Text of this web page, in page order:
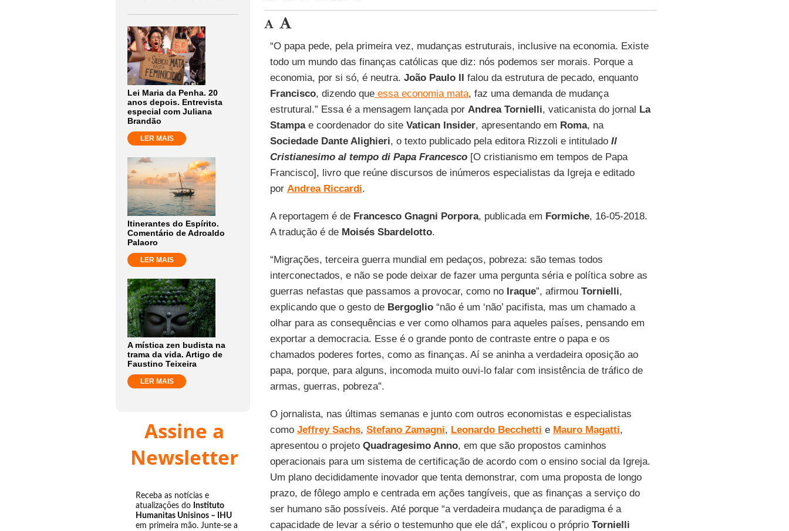
Lei Maria da Penha. 20
anos depois. Entrevista
especial com Juliana
Brandão
LER MAIS
Itinerantes do Espírito.
Comentário de Adroaldo
Palaoro
LER MAIS
A mística zen budista na
trama da vida. Artigo de
Faustino Teixeira
LER MAIS
Assine a
Newsletter
Receba as notícias e
atualizações do Instituto
Humanitas Unisinos – IHU
em primeira mão. Junte-se a
“O papa pede, pela primeira vez, mudanças estruturais, inclusive na economia. Existe
todo um mundo das finanças católicas que diz: nós podemos ser morais. Porque a
economia, por si só, é neutra. João Paulo II falou da estrutura de pecado, enquanto
Francisco, dizendo queessa economia mata, faz uma demanda de mudança
estrutural.” Essa é a mensagem lançada por Andrea Tornielli, vaticanista do jornal La
Stampae coordenador do site Vatican Insider, apresentando em Roma, na
Sociedade Dante Alighieri, o texto publicado pela editora Rizzoli e intitulado Il
Cristianesimo al tempo di Papa Francesco[O cristianismo em tempos de Papa
Francisco], livro que reúne discursos de inúmeros especialistas da Igreja e editado
por Andrea Riccardi.
A reportagem é de Francesco Gnagni Porpora, publicada em Formiche, 16-05-2018.
A tradução é de Moisés Sbardelotto.
“Migrações, terceira guerra mundial em pedaços, pobreza: são temas todos
interconectados, e não se pode deixar de fazer uma pergunta séria e política sobre as
guerras nefastas que passamos a provocar, como no Iraque”, afirmou Tornielli,
explicando que o gesto de Bergoglio“não é um ‘não’ pacifista, mas um chamado a
olhar para as consequências e ver como olhamos para aqueles países, pensando em
exportar a democracia. Esse é o grande ponto de contraste entre o papa e os
chamados poderes fortes, como as finanças. Aí se aninha a verdadeira oposição ao
papa, porque, para alguns, incomoda muito ouvi-lo falar com insistência de tráfico de
armas, guerras, pobreza”.
O jornalista, nas últimas semanas e junto com outros economistas e especialistas
como Jeffrey Sachs, Stefano Zamagni, Leonardo Becchetti e Mauro Magatti,
apresentou o projeto Quadragesimo Anno, em que são propostos caminhos
operacionais para um sistema de certificação de acordo com o ensino social da Igreja.
Um plano decididamente inovador que tenta demonstrar, com uma proposta de longo
prazo, de fôlego amplo e centrada em ações tangíveis, que as finanças a serviço do
ser humano são possíveis. Até porque “a verdadeira mudança de paradigma é a
capacidade de levar a sério o testemunho que ele dá”, explicou o próprio Tornielli